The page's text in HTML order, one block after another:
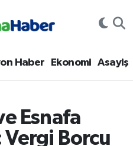
Haber Ekonomi Asayiş
Esnafa
Borcu
Eczaneler
Haritası